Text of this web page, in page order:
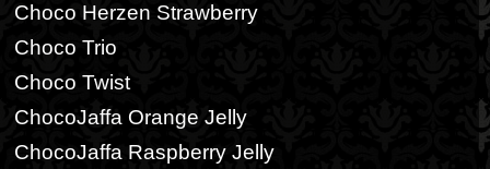
Choco Herzen Strawberry
Choco Trio
Choco Twist
ChocoJaffa Orange Jelly
ChocoJaffa Raspberry Jelly